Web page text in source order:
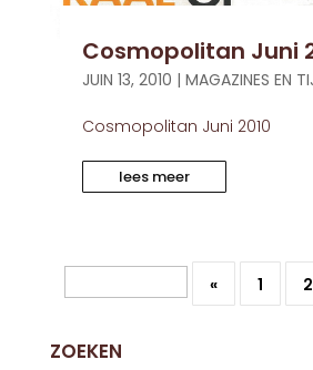
Cosmopolitan Juni
JUIN 13, 2010 | MAGAZINES EN
Cosmopolitan Juni 2010
lees meer
« 1 2
ZOEKEN